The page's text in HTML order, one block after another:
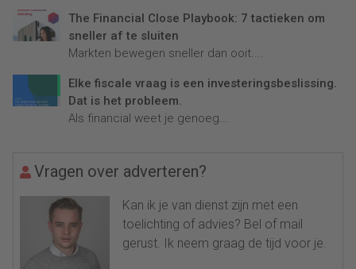
The Financial Close Playbook: 7 tactieken om
sneller af te sluiten
Markten bewegen sneller dan ooit....
Elke fiscale vraag is een investeringsbeslissing.
Dat is het probleem.
Als financial weet je genoeg...
Vragen over adverteren?
Kan ik je van dienst zijn met een
toelichting of advies? Bel of mail
gerust. Ik neem graag de tijd voor je.